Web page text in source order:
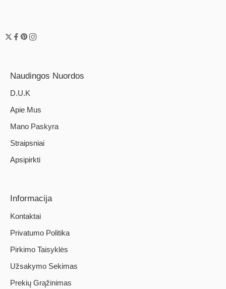
Naudingos Nuordos
D.U.K
Apie Mus
Mano Paskyra
Straipsniai
Apsipirkti
Informacija
Kontaktai
Privatumo Politika
Pirkimo Taisyklės
Užsakymo Sekimas
Prekių Grąžinimas